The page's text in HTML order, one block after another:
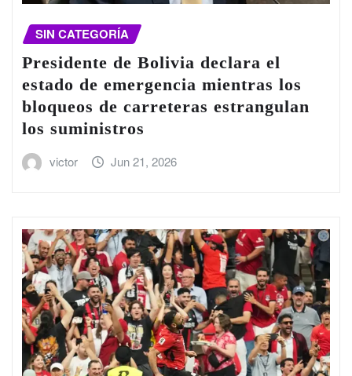
SIN CATEGORÍA
Presidente de Bolivia declara el
estado de emergencia mientras los
bloqueos de carreteras estrangulan
los suministros
victor Jun 21, 2026